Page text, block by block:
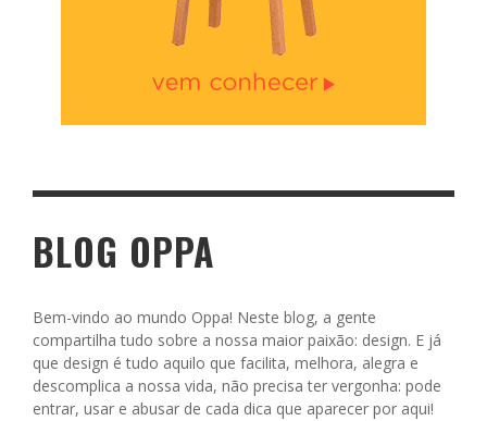
BLOG OPPA
Bem-vindo ao mundo Oppa! Neste blog, a gente
compartilha tudo sobre a nossa maior paixão: design. E já
que design é tudo aquilo que facilita, melhora, alegra e
descomplica a nossa vida, não precisa ter vergonha: pode
entrar, usar e abusar de cada dica que aparecer por aqui!